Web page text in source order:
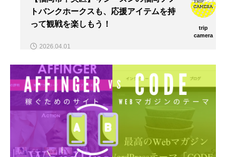
トバンクホークスも、応援アイテムを持
って観戦を楽しもう！
trip
camera
2026.04.01